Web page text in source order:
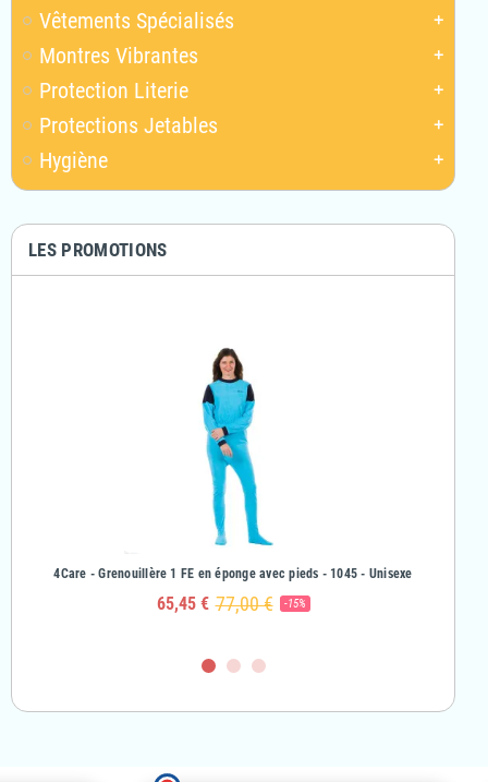
Vêtements Spécialisés add
Montres Vibrantes add
Protection Literie add
Protections Jetables add
Hygiène add
LES PROMOTIONS
4Care - Grenouillère 1 FE en éponge avec pieds - 1045 - Unisexe
65,45 € 77,00 € -15%